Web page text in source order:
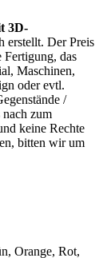
3D-
erstellt. Der Preis
Fertigung, das
Maschinen,
oder evtl.
/
nach zum
keine Rechte
bitten wir um
Orange, Rot,